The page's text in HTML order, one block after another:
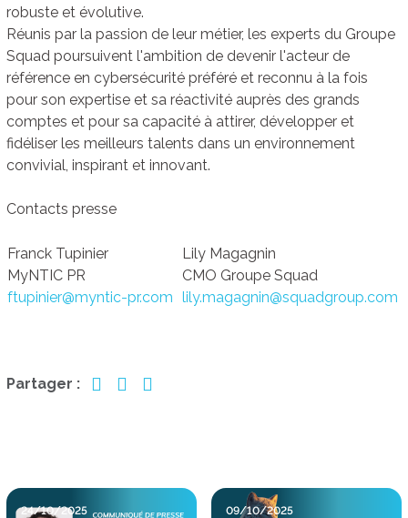
robuste et évolutive.
Réunis par la passion de leur métier, les experts du Groupe
Squad poursuivent l'ambition de devenir l'acteur de
référence en cybersécurité préféré et reconnu à la fois
pour son expertise et sa réactivité auprès des grands
comptes et pour sa capacité à attirer, développer et
fidéliser les meilleurs talents dans un environnement
convivial, inspirant et innovant.
Contacts presse
Franck Tupinier
MyNTIC PR
ftupinier@myntic-pr.com
Lily Magagnin
CMO Groupe Squad
lily.magagnin@squadgroup.com
Partager :
24/10/2025 09/10/2025